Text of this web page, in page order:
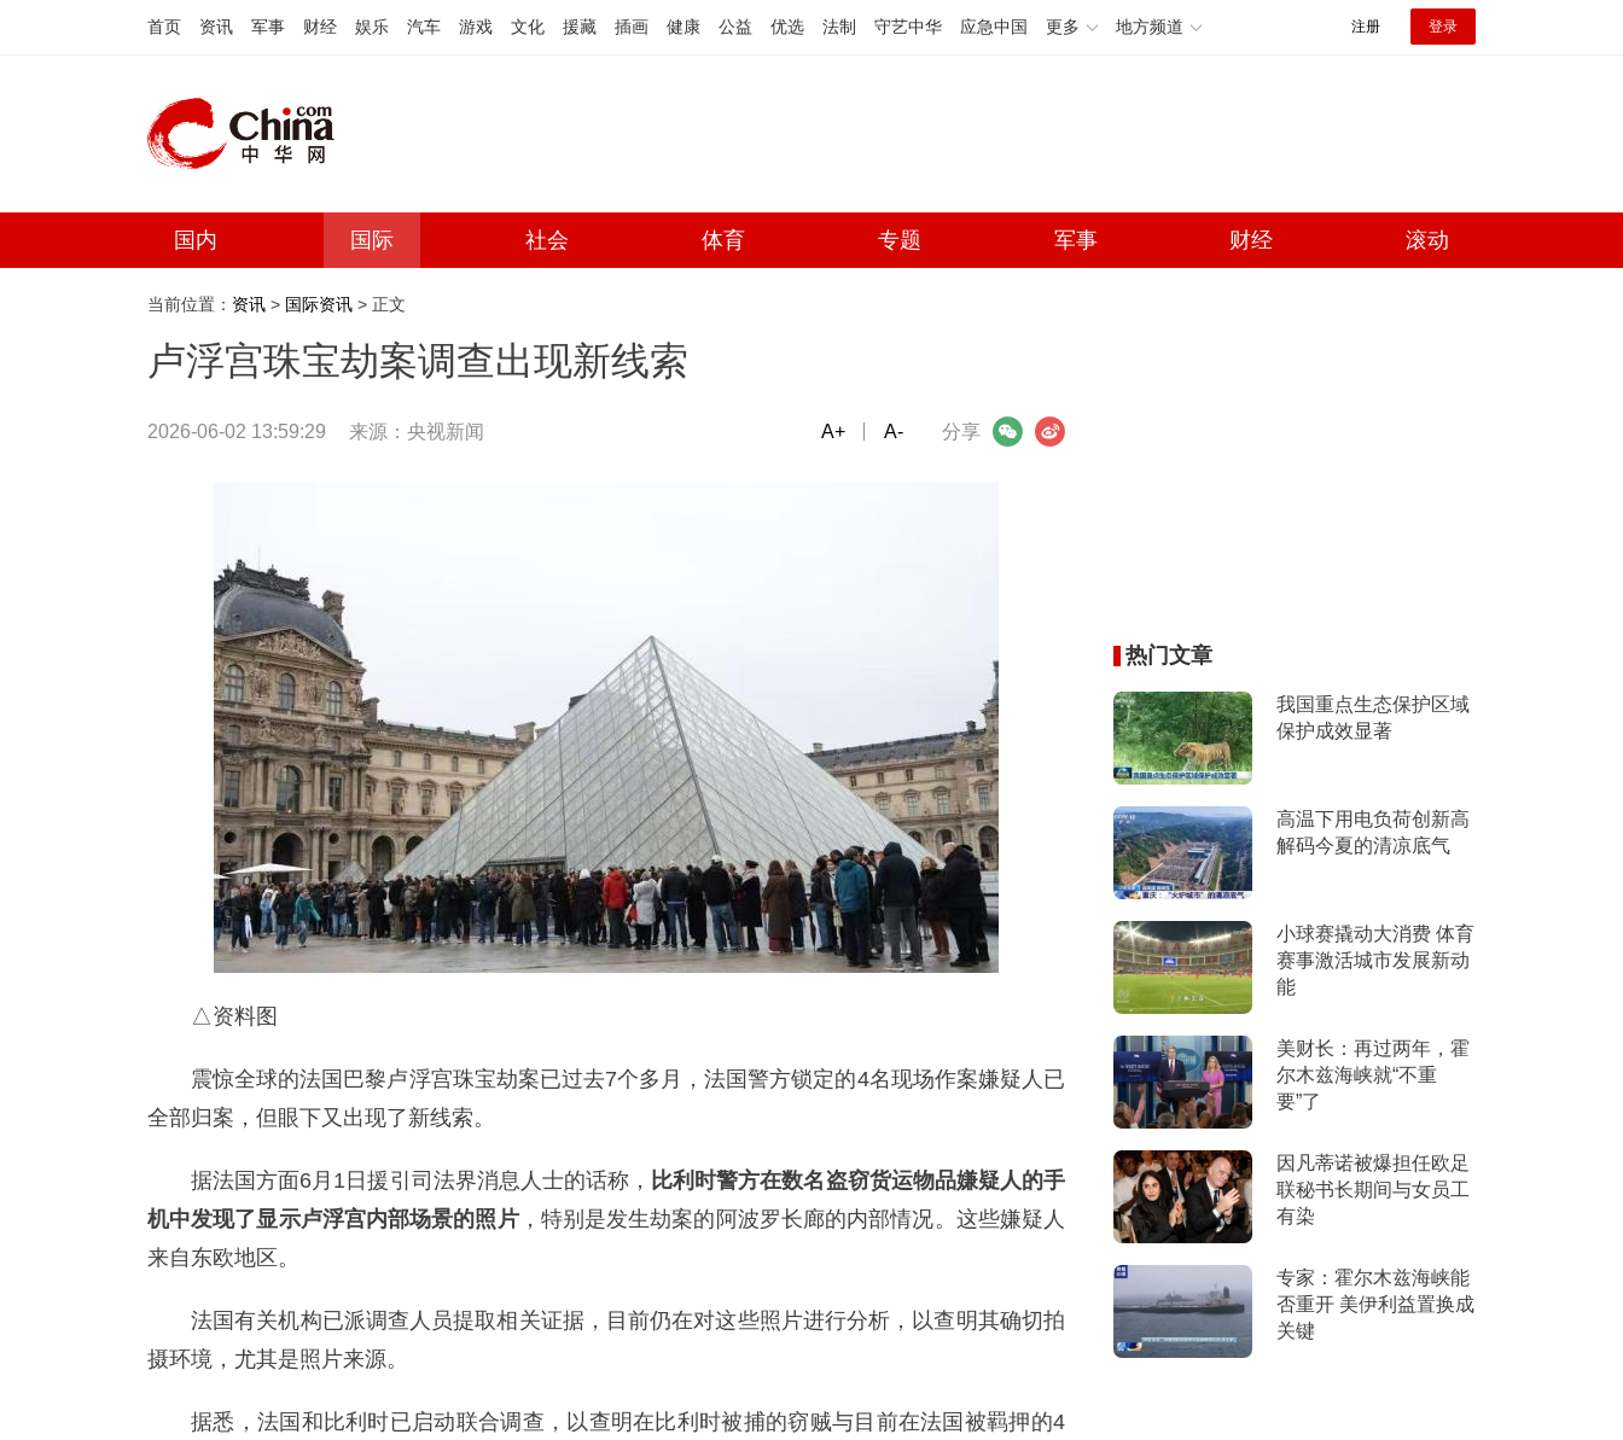
首页 资讯 军事 财经 娱乐 汽车 游戏 文化 援藏 插画 健康 公益 优选 法制 守艺中华 应急中国 更多 地方频道 注册 登录
国内 国际 社会 体育 专题 军事 财经 滚动
当前位置： 资讯 > 国际资讯 > 正文
卢浮宫珠宝劫案调查出现新线索
2026-06-02 13:59:29 来源：央视新闻 分享
微信 微博
A+ A-
△资料图
震惊全球的法国巴黎卢浮宫珠宝劫案已过去7个多月，法国警方锁定的4名现场作案嫌疑人已
全部归案，但眼下又出现了新线索。
据法国方面6月1日援引司法界消息人士的话称， 比利时警方在数名盗窃货运物品嫌疑人的手
机中发现了显示卢浮宫内部场景的照片，特别是发生劫案的阿波罗长廊的内部情况。这些嫌疑人
来自东欧地区。
法国有关机构已派调查人员提取相关证据，目前仍在对这些照片进行分析，以查明其确切拍
摄环境，尤其是照片来源。
据悉，法国和比利时已启动联合调查，以查明在比利时被捕的窃贼与目前在法国被羁押的4
热门文章
我国重点生态保护区域
保护成效显著
高温下用电负荷创新高
解码今夏的清凉底气
小球赛撬动大消费 体育
赛事激活城市发展新动
能
美财长：再过两年，霍
尔木兹海峡就“不重
要”了
因凡蒂诺被爆担任欧足
联秘书长期间与女员工
有染
专家：霍尔木兹海峡能
否重开 美伊利益置换成
关键